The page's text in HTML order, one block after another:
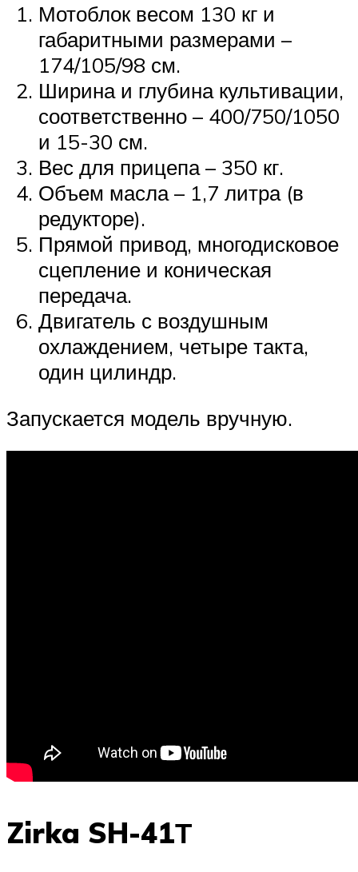
Мотоблок весом 130 кг и
габаритными размерами –
174/105/98 см.
Ширина и глубина культивации,
соответственно – 400/750/1050
и 15-30 см.
Вес для прицепа – 350 кг.
Объем масла – 1,7 литра (в
редукторе).
Прямой привод, многодисковое
сцепление и коническая
передача.
Двигатель с воздушным
охлаждением, четыре такта,
один цилиндр.
Запускается модель вручную.
Zirka SH-41Т